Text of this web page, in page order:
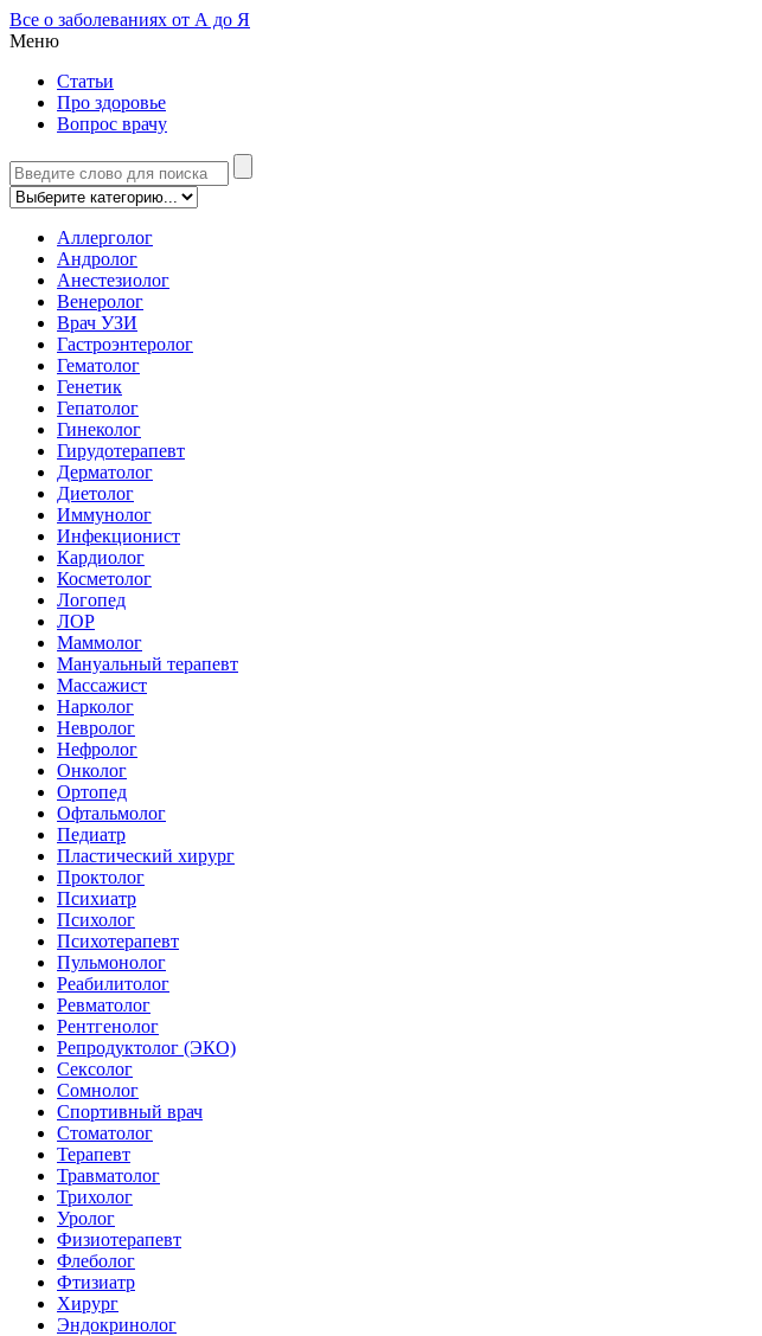
Все о заболеваниях от А до Я
Меню
Статьи
Про здоровье
Вопрос врачу
Аллерголог
Андролог
Анестезиолог
Венеролог
Врач УЗИ
Гастроэнтеролог
Гематолог
Генетик
Гепатолог
Гинеколог
Гирудотерапевт
Дерматолог
Диетолог
Иммунолог
Инфекционист
Кардиолог
Косметолог
Логопед
ЛОР
Маммолог
Мануальный терапевт
Массажист
Нарколог
Невролог
Нефролог
Онколог
Ортопед
Офтальмолог
Педиатр
Пластический хирург
Проктолог
Психиатр
Психолог
Психотерапевт
Пульмонолог
Реабилитолог
Ревматолог
Рентгенолог
Репродуктолог (ЭКО)
Сексолог
Сомнолог
Спортивный врач
Стоматолог
Терапевт
Травматолог
Трихолог
Уролог
Физиотерапевт
Флеболог
Фтизиатр
Хирург
Эндокринолог